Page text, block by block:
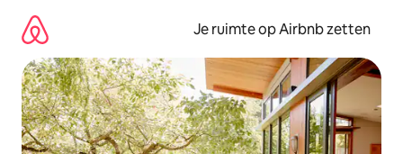
direct
naar
inhoud
Je ruimte op Airbnb zetten